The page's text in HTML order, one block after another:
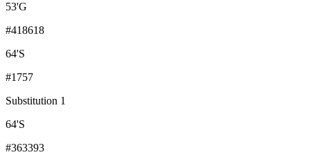
53'G
#418618
64'S
#1757
Substitution 1
64'S
#363393